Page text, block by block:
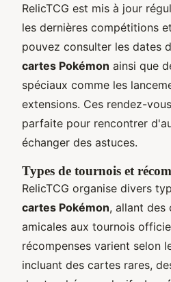
RelicTCG est mis à jour
les dernières compétitions
pouvez consulter les dates
cartes Pokémon ainsi que
spéciaux comme les
extensions. Ces rendez-
parfaite pour rencontrer
échanger des astuces.
Types de tournois et
RelicTCG organise divers
cartes Pokémon, allant des
amicales aux tournois
récompenses varient selon
incluant des cartes rares,